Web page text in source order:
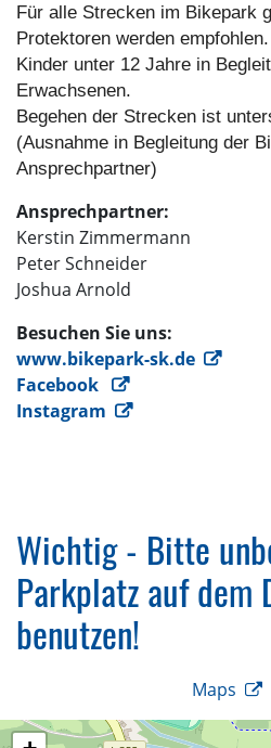
Für alle Strecken im Bikepark
Protektoren werden empfohlen.
Kinder unter 12 Jahre in
Erwachsenen.
Begehen der Strecken ist
(Ausnahme in Begleitung der
Ansprechpartner)
Ansprechpartner:
Kerstin Zimmermann
Peter Schneider
Joshua Arnold
Besuchen Sie uns:
www.bikepark-sk.de
Facebook
Instagram
Wichtig - Bitte
Parkplatz auf dem
benutzen!
Maps